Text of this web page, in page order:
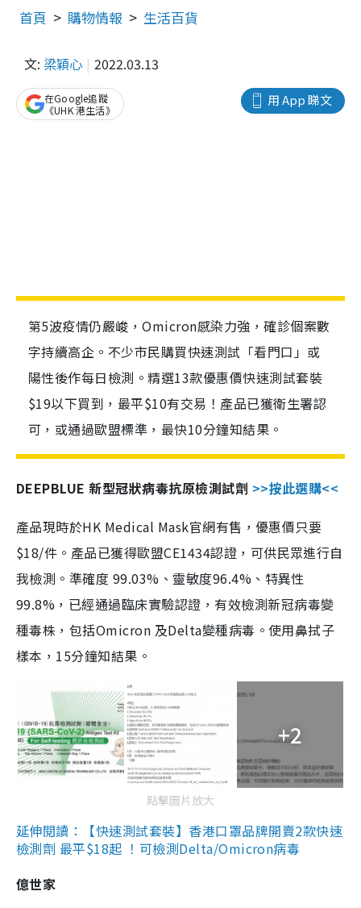
首頁 購物情報 生活百貨
文: 梁穎心 2022.03.13
用 App 睇文
在Google追蹤
《UHK 港生活》
第5波疫情仍嚴峻，Omicron感染力強，確診個案數
字持續高企。不少市民購買快速測試「看門口」或
陽性後作每日檢測。精選13款優惠價快速測試套裝
$19以下買到，最平$10有交易！產品已獲衛生署認
可，或通過歐盟標準，最快10分鐘知結果。
DEEPBLUE 新型冠狀病毒抗原檢測試劑 >>按此選購<<
產品現時於HK Medical Mask官網有售，優惠價只要
$18/件。產品已獲得歐盟CE1434認證，可供民眾進行自
我檢測。準確度 99.03%、靈敏度96.4%、特異性
99.8%，已經通過臨床實驗認證，有效檢測新冠病毒變
種毒株，包括Omicron 及Delta變種病毒。使用鼻拭子
樣本，15分鐘知結果。
+2
點擊圖片放大
延伸閱讀：【快速測試套裝】香港口罩品牌開賣2款快速
檢測劑 最平$18起 ！可檢測Delta/Omicron病毒
億世家